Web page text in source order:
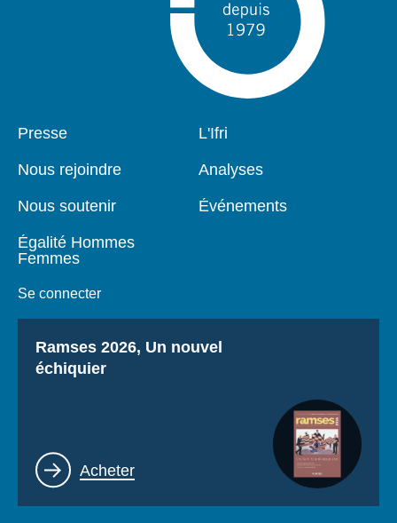
Pied
Presse
Nous rejoindre
Nous soutenir
Égalité Hommes
Femmes
Se connecter
Navigation
L'Ifri
Analyses
Événements
Titre
Ramses 2026, Un nouvel
échiquier
Lien
Acheter